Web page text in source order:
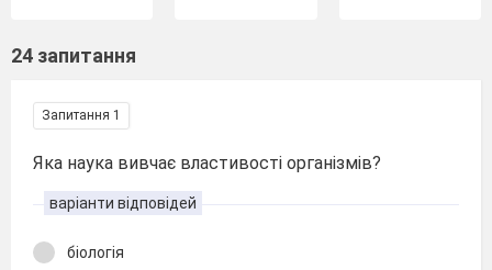
24 запитання
Запитання 1
Яка наука вивчає властивості організмів?
варіанти відповідей
біологія